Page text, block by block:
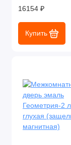
16154 ₽
Купить